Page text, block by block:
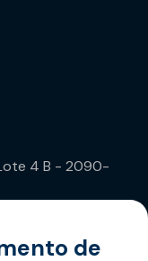
4 B - 2090-